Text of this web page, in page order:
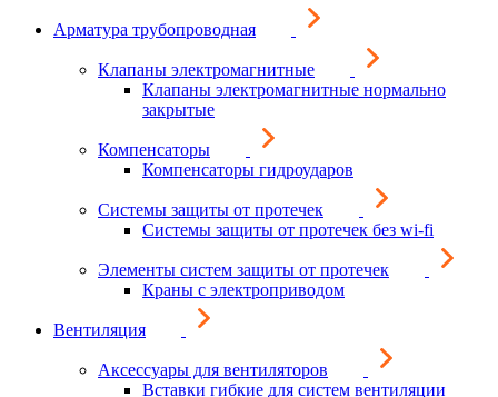
Арматура трубопроводная
Клапаны электромагнитные
Клапаны электромагнитные нормально
закрытые
Компенсаторы
Компенсаторы гидроударов
Системы защиты от протечек
Системы защиты от протечек без wi-fi
Элементы систем защиты от протечек
Краны с электроприводом
Вентиляция
Аксессуары для вентиляторов
Вставки гибкие для систем вентиляции